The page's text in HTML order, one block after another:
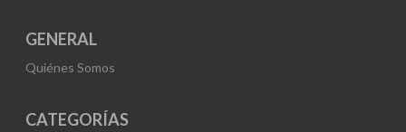
GENERAL
Quiénes Somos
CATEGORÍAS